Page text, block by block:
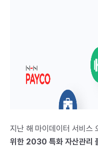
지난 해 마이데이터 서비스
위한 2030 특화 자산관리